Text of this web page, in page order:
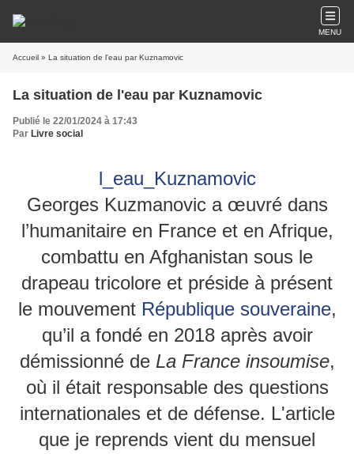
MENU
Accueil » La situation de l'eau par Kuznamovic
La situation de l'eau par Kuznamovic
Publié le 22/01/2024 à 17:43
Par Livre social
l_eau_Kuznamovic
Georges Kuzmanovic a œuvré dans
l’humanitaire en France et en Afrique,
combattu en Afghanistan sous le
drapeau tricolore et préside à présent
le mouvement République souveraine,
qu’il a fondé en 2018 après avoir
démissionné de La France insoumise,
où il était responsable des questions
internationales et de défense. L'article
que je reprends vient du mensuel